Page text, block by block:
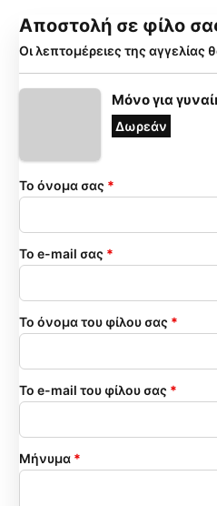
Αποστολή σε φίλο
Οι λεπτομέρειες της
Μόνο για
Δωρεάν
Το όνομα σας *
Το e-mail σας *
Το όνομα του φίλου σας *
Το e-mail του φίλου σας *
Μήνυμα *